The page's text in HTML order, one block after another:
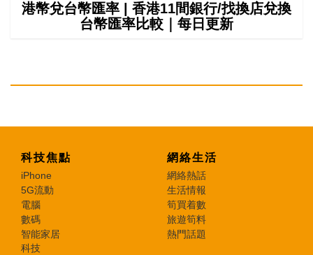
港幣兌台幣匯率 | 香港11間銀行/找換店兌換
台幣匯率比較｜每日更新
科技焦點
iPhone
5G流動
電腦
數碼
智能家居
科技
網絡生活
網絡熱話
生活情報
筍買着數
旅遊筍料
熱門話題